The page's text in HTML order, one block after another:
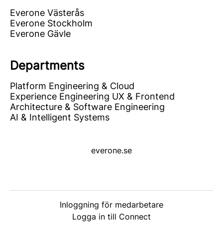
Everone Västerås
Everone Stockholm
Everone Gävle
Departments
Platform Engineering & Cloud
Experience Engineering UX & Frontend
Architecture & Software Engineering
AI & Intelligent Systems
everone.se
Inloggning för medarbetare
Logga in till Connect